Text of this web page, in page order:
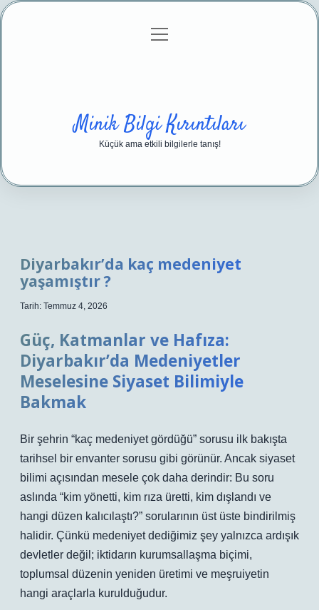
Gizlilik Politikası
menüyü
Minik Bilgi Kırıntıları
Küçük ama etkili bilgilerle tanış!
Diyarbakır’da kaç medeniyet
yaşamıştır ?
Tarih: Temmuz 4, 2026
Güç, Katmanlar ve Hafıza:
Diyarbakır’da Medeniyetler
Meselesine Siyaset Bilimiyle
Bakmak
Bir şehrin “kaç medeniyet gördüğü” sorusu ilk bakışta
tarihsel bir envanter sorusu gibi görünür. Ancak siyaset
bilimi açısından mesele çok daha derindir: Bu soru
aslında “kim yönetti, kim rıza üretti, kim dışlandı ve
hangi düzen kalıcılaştı?” sorularının üst üste bindirilmiş
halidir. Çünkü medeniyet dediğimiz şey yalnızca ardışık
devletler değil; iktidarın kurumsallaşma biçimi,
toplumsal düzenin yeniden üretimi ve meşruiyetin
hangi araçlarla kurulduğudur.